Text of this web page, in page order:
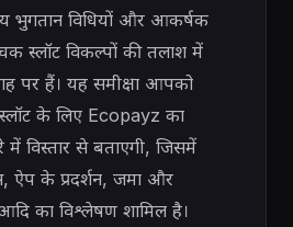
भुगतान विधियों और आकर्षक
स्लॉट विकल्पों की तलाश में
पर हैं। यह समीक्षा आपको
के लिए Ecopayz का
विस्तार से बताएगी, जिसमें
के प्रदर्शन, जमा और
आदि का विश्लेषण शामिल है।